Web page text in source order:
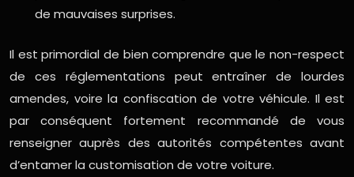
de mauvaises surprises.
Il est primordial de bien comprendre que le non-respect
de ces réglementations peut entraîner de lourdes
amendes, voire la confiscation de votre véhicule. Il est
par conséquent fortement recommandé de vous
renseigner auprès des autorités compétentes avant
d’entamer la customisation de votre voiture.